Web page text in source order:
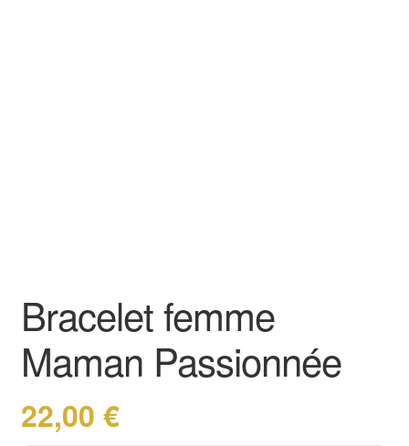
Bracelet femme
Maman Passionnée
22,00 €